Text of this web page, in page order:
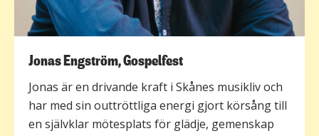
Jonas Engström, Gospelfest
Jonas är en drivande kraft i Skånes musikliv och
har med sin outtröttliga energi gjort körsång till
en självklar mötesplats för glädje, gemenskap